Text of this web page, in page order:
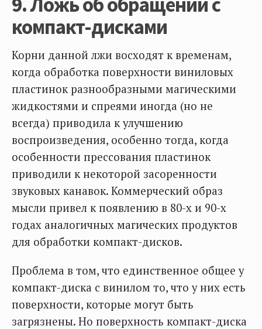
компакт-дисками
Корни данной лжи восходят к временам,
когда обработка поверхности виниловых
пластинок разнообразными магическими
жидкостями и спреями иногда (но не
всегда) приводила к улучшению
воспроизведения, особенно тогда, когда
особенности прессования пластинок
приводили к некоторой засоренности
звуковых канавок. Коммерческий образ
мысли привел к появлению в 80-х и 90-х
годах аналогичных магических продуктов
для обработки компакт-дисков.
Проблема в том, что единственное общее у
компакт-диска с винилом то, что у них есть
поверхности, которые могут быть
загрязнены. Но поверхность компакт-диска